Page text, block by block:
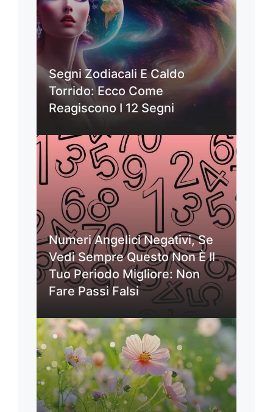
Segni Zodiacali E Caldo
Torrido: Ecco Come
Reagiscono I 12 Segni
Numeri Angelici Negativi, Se
Vedi Sempre Questo Non È Il
Tuo Periodo Migliore: Non
Fare Passi Falsi